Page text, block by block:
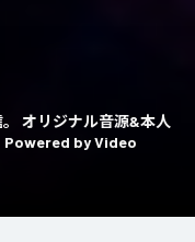
。 オリジナル音源&本人
Powered by Video